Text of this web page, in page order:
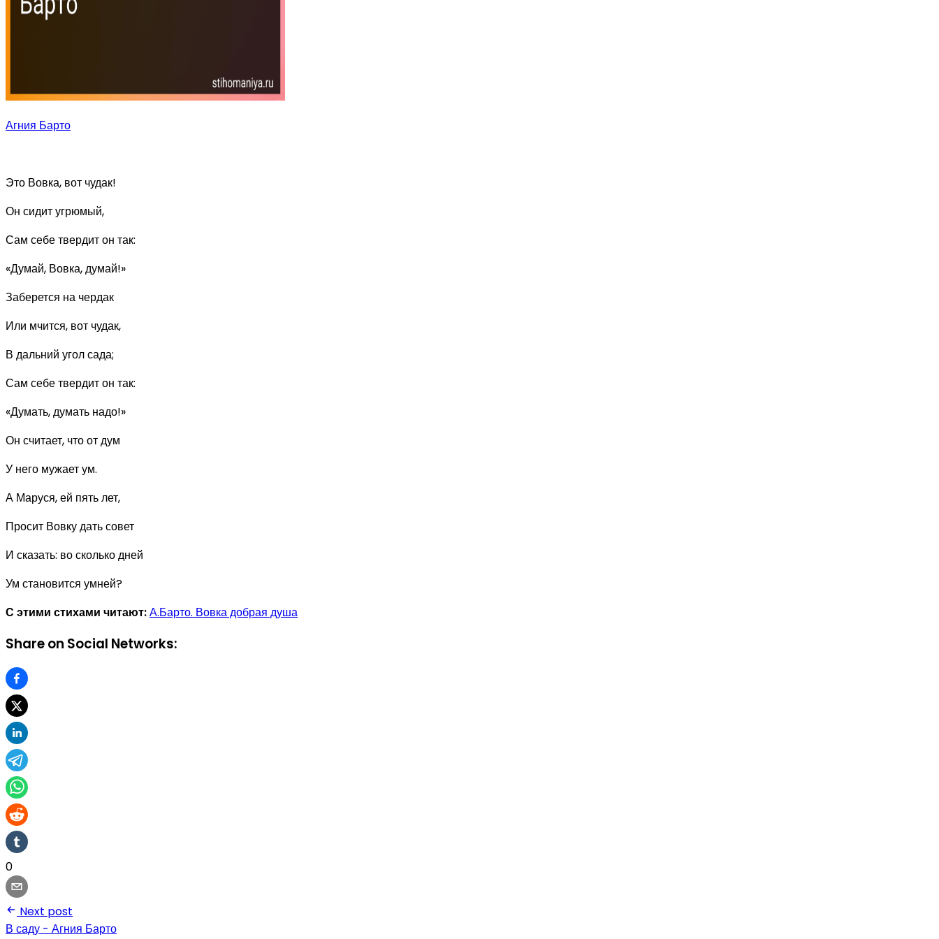
Агния Барто
Это Вовка, вот чудак!
Он сидит угрюмый,
Сам себе твердит он так:
«Думай, Вовка, думай!»
Заберется на чердак
Или мчится, вот чудак,
В дальний угол сада;
Сам себе твердит он так:
«Думать, думать надо!»
Он считает, что от дум
У него мужает ум.
А Маруся, ей пять лет,
Просит Вовку дать совет
И сказать: во сколько дней
Ум становится умней?
С этими стихами читают:А.Барто. Вовка добрая душа
Share on Social Networks:
0
Next post
В саду - Агния Барто